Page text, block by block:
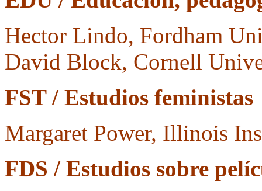
Hector Lindo, Fordham
David Block, Cornell
FST / Estudios feministas
Margaret Power, Illinois
FDS / Estudios sobre